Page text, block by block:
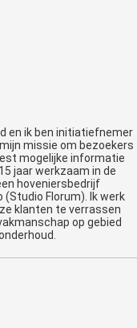
en ik ben initiatiefnemer
missie om bezoekers
mogelijke informatie
jaar werkzaam in de
hoveniersbedrijf
Florum). Ik werk
klanten te verrassen
op gebied